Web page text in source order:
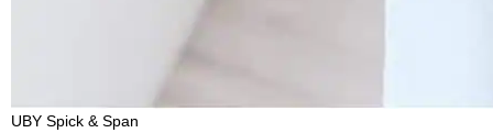
UBY Spick & Span